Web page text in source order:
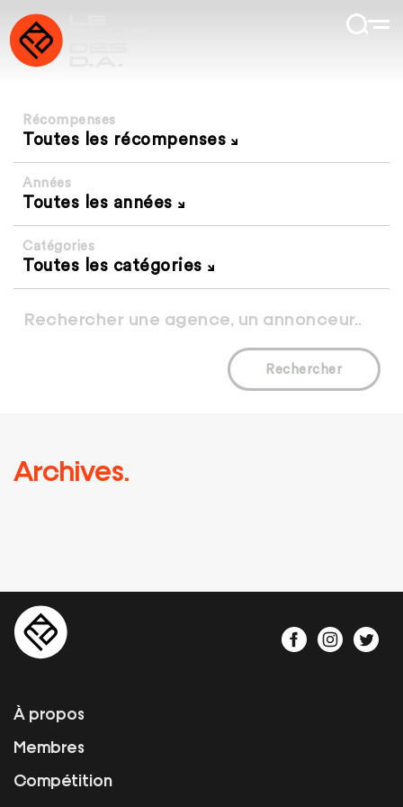
Récompenses
Toutes les récompenses
Années
Toutes les années
Catégories
Toutes les catégories
Rechercher
Archives.
À propos
Membres
Compétition